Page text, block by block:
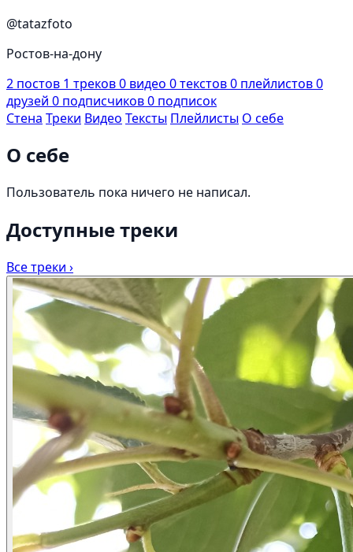
@tatazfoto
Ростов-на-дону
2 постов 1 треков0 видео 0текстов0 плейлистов0
друзей 0 подписчиков0 подписок
Стена Треки Видео Тексты Плейлисты О себе
О себе
Пользователь пока ничего не написал.
Доступные треки
Все треки ›